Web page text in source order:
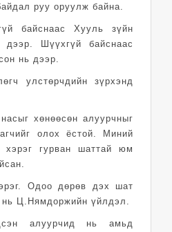
руу оруулж байна.
байснаас Хууль зүйн
дээр. Шүүхгүй байснаас
нь дээр.
улстөрчдийн зүрхэнд
хөнөөсөн алуурчныг
олох ёстой. Миний
хэрэг гурван шаттай юм
Одоо дөрөв дэх шат
Ц.Нямдоржийн үйлдэл.
алуурчид нь амьд